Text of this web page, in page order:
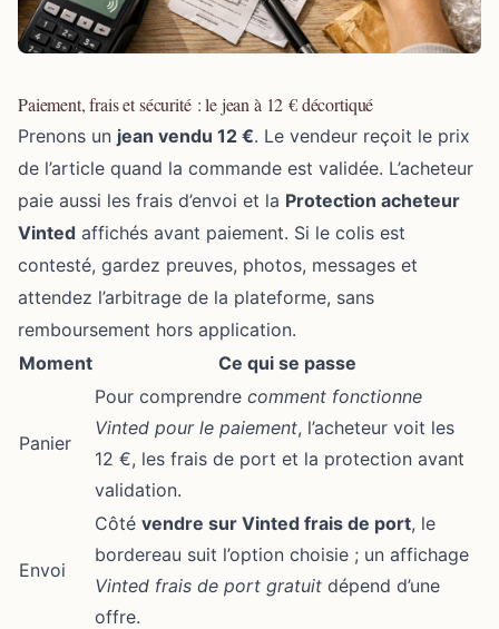
Paiement, frais et sécurité : le jean à 12 € décortiqué
Prenons un jean vendu 12 €. Le vendeur reçoit le prix
de l’article quand la commande est validée. L’acheteur
paie aussi les frais d’envoi et la Protection acheteur
Vinted affichés avant paiement. Si le colis est
contesté, gardez preuves, photos, messages et
attendez l’arbitrage de la plateforme, sans
remboursement hors application.
Moment
Ce qui se passe
Panier
Pour comprendre comment fonctionne
Vinted pour le paiement, l’acheteur voit les
12 €, les frais de port et la protection avant
validation.
Envoi
Côté vendre sur Vinted frais de port, le
bordereau suit l’option choisie ; un affichage
Vinted frais de port gratuit dépend d’une
offre.